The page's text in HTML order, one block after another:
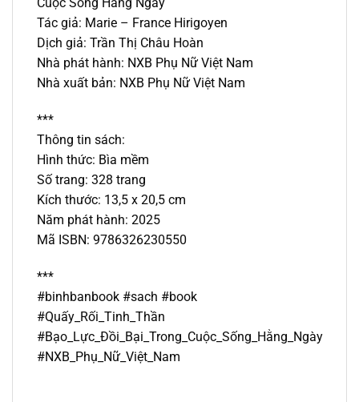
Tác giả: Marie – France Hirigoyen
Dịch giả: Trần Thị Châu Hoàn
Nhà phát hành: NXB Phụ Nữ Việt Nam
Nhà xuất bản: NXB Phụ Nữ Việt Nam
***
Thông tin sách:
Hình thức: Bìa mềm
Số trang: 328 trang
Kích thước: 13,5 x 20,5 cm
Năm phát hành: 2025
Mã ISBN: 9786326230550
***
#binhbanbook #sach #book
#Quấy_Rối_Tinh_Thần
#Bạo_Lực_Đồi_Bại_Trong_Cuộc_Sống_Hằng_Ngày
#NXB_Phụ_Nữ_Việt_Nam